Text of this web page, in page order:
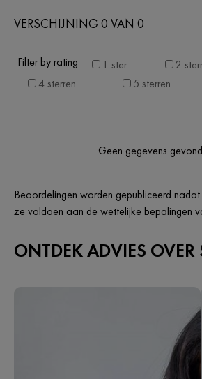
VERSCHIJNING 0 VAN 0
Filter by rating 1 ster 2
4 sterren
5 sterren
Geen gegevens
Beoordelingen worden gepubliceerd
ze voldoen aan de wettelijke bepalingen
ONTDEK ADVIES